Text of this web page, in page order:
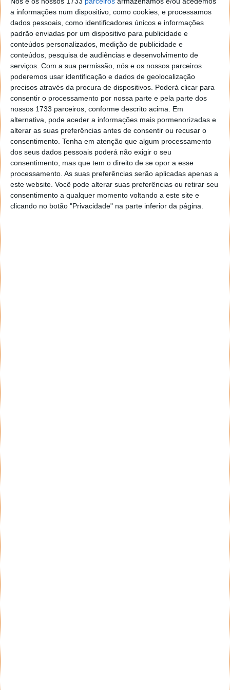
a informações num dispositivo, como cookies, e processamos
dados pessoais, como identificadores únicos e informações
padrão enviadas por um dispositivo para publicidade e
conteúdos personalizados, medição de publicidade e
conteúdos, pesquisa de audiências e desenvolvimento de
serviços. Com a sua permissão, nós e os nossos parceiros
poderemos usar identificação e dados de geolocalização
precisos através da procura de dispositivos. Poderá clicar para
consentir o processamento por nossa parte e pela parte dos
nossos 1733 parceiros, conforme descrito acima. Em
alternativa, pode aceder a informações mais pormenorizadas e
alterar as suas preferências antes de consentir ou recusar o
consentimento. Tenha em atenção que algum processamento
dos seus dados pessoais poderá não exigir o seu
consentimento, mas que tem o direito de se opor a esse
processamento. As suas preferências serão aplicadas apenas a
este website. Você pode alterar suas preferências ou retirar seu
consentimento a qualquer momento voltando a este site e
clicando no botão "Privacidade" na parte inferior da página.
mantenham um bom ranking segundo as regras,
nenhum dado será eliminado.